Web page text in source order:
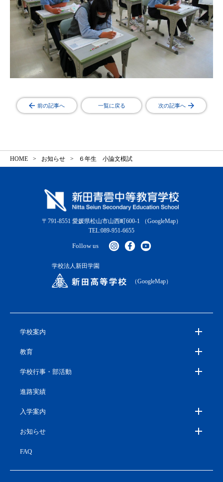
前の記事へ 一覧に戻る 次の記事へ
HOME お知らせ ６年生 小論文模試
〒791-8551 愛媛県松山市山西町600-1
（GoogleMap）
TEL:089-951-6655
Follow us
学校法人新田学園
（GoogleMap）
学校案内
教育
学校行事・部活動
進路実績
入学案内
お知らせ
FAQ